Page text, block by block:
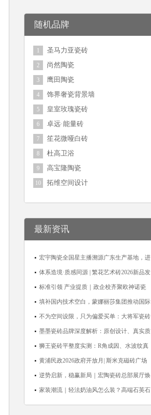
随机品牌
1 圣马力亚瓷砖
2 尚然陶瓷
3 鹰田陶瓷
4 饰界奢瓷背景墙
5 皇室玫瑰瓷砖
6 卓远·能量砖
7 笙花微哑白砖
8 杜高卫浴
9 高宝隆陶瓷
10 拓维空间设计
最新资讯
宏宇陶瓷全国星主播溯源广东生产基地，进
阶ROI长效变现新路径
体系造境·质感同源 | 繁花艺术砖2026新品发
布媒体见面会圆满举行
标准引领 产业提质｜政企校齐聚欧神诺瓷
砖，共探佛山陶瓷标准化发展新路径
填补国内技术空白，蒙娜丽莎集团推动国际
标准落地本地国标
不为空间设限，只为偏爱买单：大将军瓷砖
解锁“高级哑”人居美学
墨墨瓷砖品牌深度解析：原创设计、真实质
感与市场口碑全览
狮王瓷砖平整度实测：R角成因、水波纹真
相、辊棒印解析与5A标准选购指南
黄浦民政2026政府开放月| 斯米克磁砖广场
适老化体验中心正式亮相
逆势启新，稳赢新局｜宏陶瓷砖总部展厅焕
新升级开工大吉
家装潮流｜轻法奶油风怎么装？高端石英石
品牌法萨石，打造质感橱柜台面